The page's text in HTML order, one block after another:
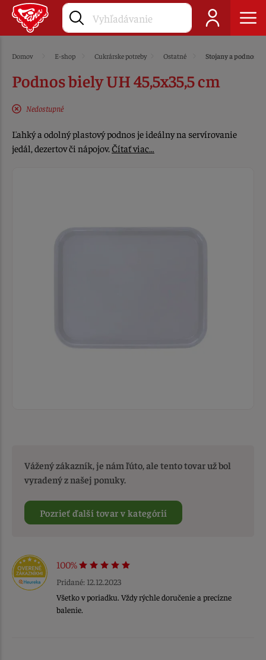
Domov E-shop Cukrárske potreby Ostatné Stojany a podnosy
Podnos biely UH 45,5x35,5 cm
Nedostupné
Ľahký a odolný plastový podnos je ideálny na servírovanie
jedál, dezertov či nápojov.Čítať viac…
Vážený zákazník, je nám ľúto, ale tento tovar už bol
vyradený z našej ponuky.
Pozrieť ďalší tovar v kategórií
100%
Pridané: 12.12.2023
Všetko v poriadku. Vždy rýchle doručenie a precízne
balenie.